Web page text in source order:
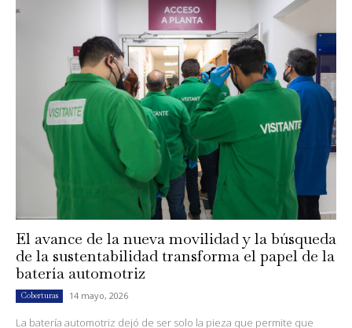
El avance de la nueva movilidad y la búsqueda
de la sustentabilidad transforma el papel de la
batería automotriz
Coberturas 14 mayo, 2026
La batería automotriz dejó de ser solo la pieza que permite que